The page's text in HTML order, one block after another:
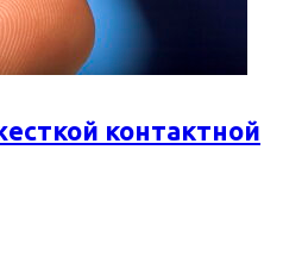
контактной